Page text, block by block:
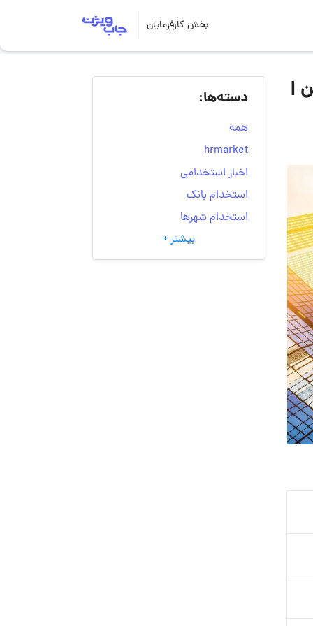
بخش کارفرمایان
| دسته‌ها:
همه
hrmarket
اخبار استخدامی
استخدام بانک
استخدام شهرها
انتخاب مسیر شغلی
به‌روزرسانی‌های سایت
بیشتر +